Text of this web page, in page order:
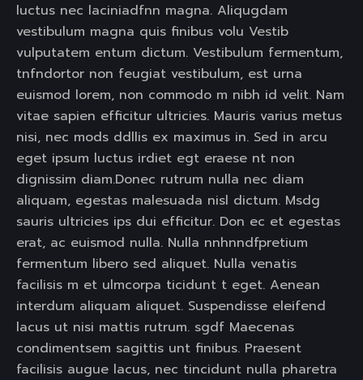
luctus nec laciniadfnn magna. Aliqugdam
vestibulum magna quis finibus volu Vestib
vulputatem entum dictum. Vestibulum fermentum,
tnfndortor non feugiat vestibulum, est urna
euismod lorem, non commodo m nibh id velit. Nam
vitae sapien efficitur ultricies. Mauris varius metus
nisi, nec mods ddllis ex maximus in. Sed in arcu
eget ipsum luctus irdiet egt eraese nt non
dignissim diam.Donec rutrum nulla nec diam
aliquam, egestas malesuada nisl dictum. Msdg
sauris ultricies ips dui efficitur. Don ec et egestas
erat, ac euismod nulla. Nulla nnhnndfpretium
fermentum libero sed aliquet. Nulla venatis
facilisis m et ulmcorpa ticidunt t eget. Aenean
interdum aliquam aliquet. Suspendisse eleifend
lacus ut nisi mattis rutrum. sgdf Maecenas
condimentsem sagittis unt finibus. Praesent
facilisis augue lacus, nec tincidunt nulla pharetra